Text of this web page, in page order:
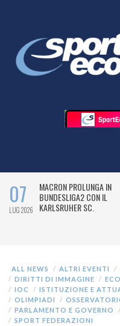
07
LUG 2026
MACRON PROLUNGA IN
BUNDESLIGA2 CON IL
KARLSRUHER SC.
ALL NEWS ALTRI EVENTI
DIRITTI DI IMMAGINE
IOC
ISTITUZIONE E
OLIMPIADI
PARLAMENTO E GOVERNO
SPORT FEDERAZIONI